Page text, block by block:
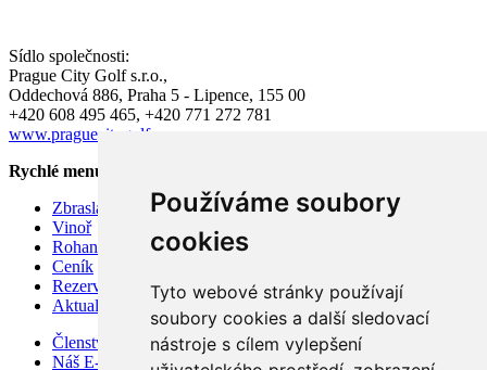
Používáme soubory
cookies
Tyto webové stránky používají
soubory cookies a další sledovací
nástroje s cílem vylepšení
Sídlo společnosti:
Prague City Golf s.r.o.,
Oddechová 886, Praha 5 - Lipence, 155 00
+420 608 495 465, +420 771 272 781
www.praguecitygolf.cz
Rychlé menu
Zbraslav
Vinoř
Rohan
Ceník
Rezervace hracího času
Aktuality
Členství v Prague City Golf Club 2026
Náš E-shop